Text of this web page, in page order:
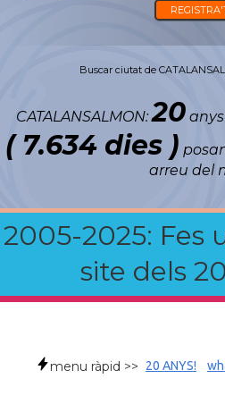
Buscar ciutat de
CATALANSALMON:20 anys
( 7.634 dies )
arreu del
2005-2025: Fes
site dels
menu ràpid >> 20 ANYS!